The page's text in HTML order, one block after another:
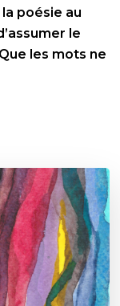
poésie au
le
les mots ne